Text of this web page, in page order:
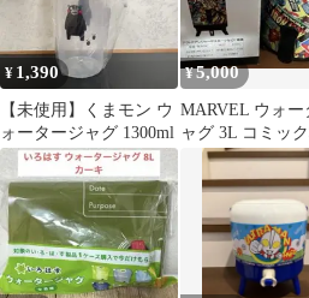
¥ 1,390
【未使用】くまモン ウ
ォータージャグ 1300ml
¥5,000
MARVEL ウォー
ャグ 3L コミッ
ウトドア